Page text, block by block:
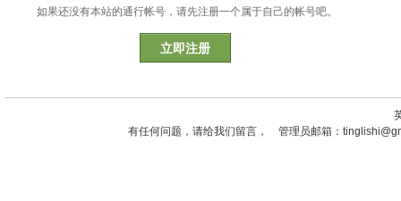
如果还没有本站的通行帐号，请先注册一个属于自己的帐号吧。
立即注册
有任何问题，请给我们留言 ， 管理员邮箱：